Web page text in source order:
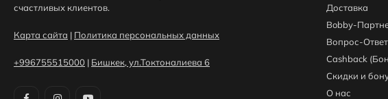
счастливых клиентов.
Карта сайта | Политика персональных данных
+996755515000 | Бишкек, ул.Токтоналиева 6
Доставка
Bobby-
Вопрос-Ответ
Cashback
Скидки и
О нас